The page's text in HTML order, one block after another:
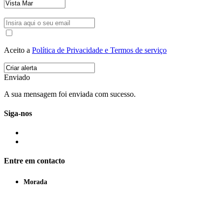
Aceito a Política de Privacidade e Termos de serviço
Enviado
A sua mensagem foi enviada com sucesso.
Siga-nos
Entre em contacto
Morada